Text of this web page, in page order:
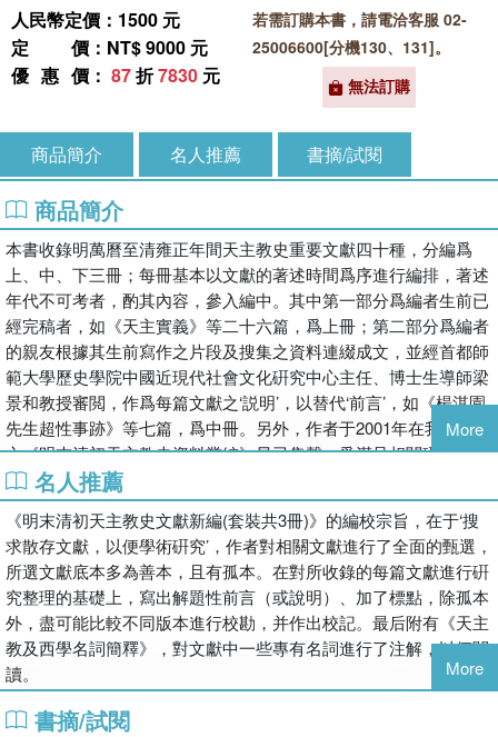
人民幣定價：1500 元
定價 ：NT$ 9000 元
優惠價 ： 87折7830 元
若需訂購本書，請電洽客服 02-
25006600[分機130、131]。
無法訂購
商品簡介 名人推薦 書摘/試閱
商品簡介
本書收錄明萬曆至清雍正年間天主教史重要文獻四十種，分編爲
上、中、下三冊；每冊基本以文獻的著述時間爲序進行編排，著述
年代不可考者，酌其內容，參入編中。其中第一部分爲編者生前已
經完稿者，如《天主實義》等二十六篇，爲上冊；第二部分爲編者
的親友根據其生前寫作之片段及搜集之資料連綴成文，並經首都師
範大學歷史學院中國近現代社會文化硏究中心主任、博士生導師梁
景和教授審閲，作爲每篇文獻之‘説明’，以替代‘前言’，如《楊淇園
先生超性事跡》等七篇，爲中冊。另外，作者于2001年在我社出版
之《明末清初天主教史資料叢編》早已售罄，爲滿足相關硏究人員
及廣大讀者的需求，並使明末清初天主教史文獻儘可能完整地呈現
給讀者，《叢編》進行影印做爲下冊。 本書的編校宗旨，在於‘搜
求散存文獻，以便學術硏究’，作者對相關文獻進行了全面的甄選，
所選文獻底本多爲善本，且有孤本。在對所收錄的每篇文獻進行硏
究整理的基礎上，寫出解題性前言（或説明）、加了標點，除孤本
外，儘可能比較不同版本進行校勘，並作出校記。最後附有《天主
教及西學名詞簡釋》，對文獻中一些專有名詞進行了注解，以便閲
讀。
More
名人推薦
《明末清初天主教史文獻新編(套裝共3冊)》的編校宗旨，在于‘搜
求散存文獻，以便學術硏究’，作者對相關文獻進行了全面的甄選，
所選文獻底本多為善本，且有孤本。在對所收錄的每篇文獻進行硏
究整理的基礎上，寫出解題性前言（或說明）、加了標點，除孤本
外，盡可能比較不同版本進行校勘，并作出校記。最后附有《天主
教及西學名詞簡釋》，對文獻中一些專有名詞進行了注解，以便閱
讀。
More
書摘/試閱